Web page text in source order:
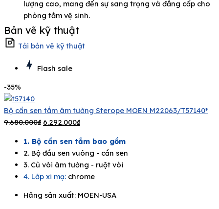
lượng cao, mang đến sự sang trọng và đẳng cấp cho
phòng tắm vệ sinh.
Bản vẽ kỹ thuật
Tải bản vẽ kỹ thuật
Flash sale
-35%
Bộ cần sen tắm âm tường Sterope MOEN M22063/T57140*
9.680.000₫ 6.292.000₫
1. Bộ cần sen tắm bao gồm
2. Bộ đầu sen vuông - cần sen
3. Củ vòi âm tường - ruột vòi
4. Lớp xi mạ: chrome
Hãng sản xuất: MOEN-USA